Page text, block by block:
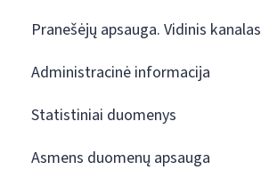
Pranešėjų apsauga. Vidinis kanalas
Administracinė informacija
Statistiniai duomenys
Asmens duomenų apsauga